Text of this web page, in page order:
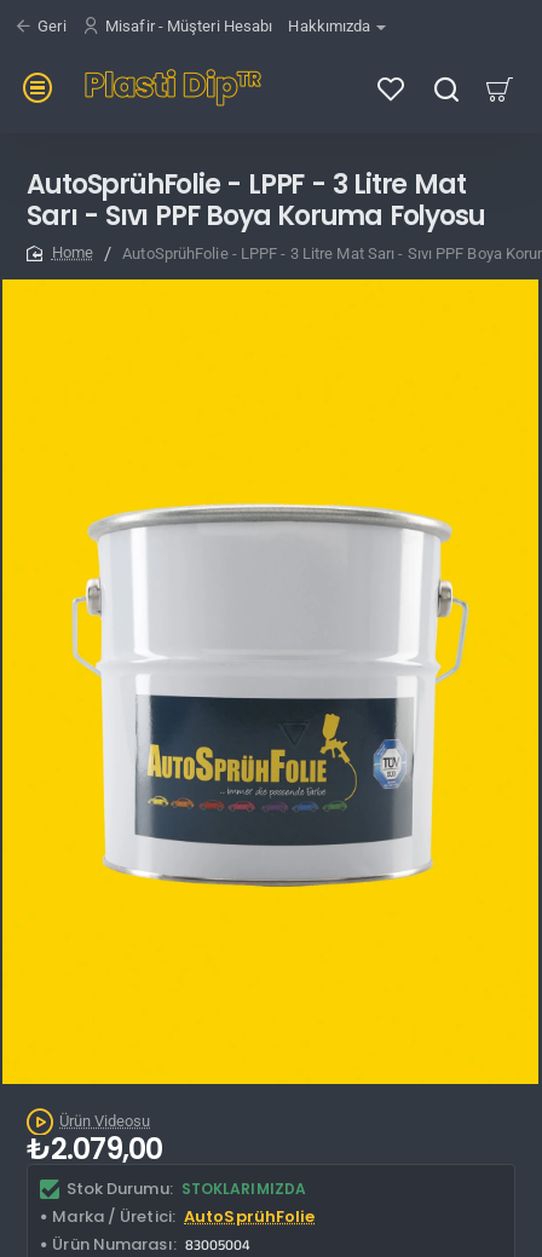
Geri Misafir - Müşteri Hesabı Hakkımızda
AutoSprühFolie - LPPF - 3 Litre Mat
Sarı - Sıvı PPF Boya Koruma Folyosu
AutoSprühFolie - LPPF - 3 Litre Mat Sarı - Sıvı PPF Boya
Ürün Videosu
Stok Durumu: STOKLARIMIZDA
Marka / Üretici: AutoSprühFolie
Ürün Numarası: 83005004
₺2.079,00